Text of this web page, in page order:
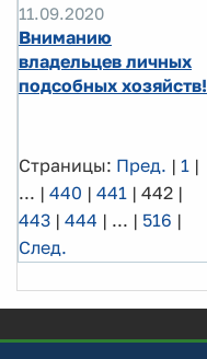
11.09.2020
Вниманию
владельцев личных
подсобных хозяйств!
Страницы: Пред. | 1 |
... | 440 | 441 | 442 |
443 | 444 | ... | 516 |
След.